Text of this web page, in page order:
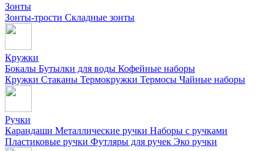
Зонты
Зонты-трости Складные зонты
Кружки
Бокалы Бутылки для воды Кофейные наборы
Кружки Стаканы Термокружки Термосы Чайные наборы
Ручки
Карандаши Металлические ручки Наборы с ручками
Пластиковые ручки Футляры для ручек Эко ручки